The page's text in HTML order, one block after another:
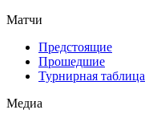
Матчи
Предстоящие
Прошедшие
Турнирная таблица
Медиа